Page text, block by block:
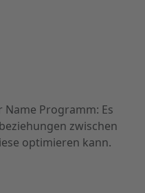
Name Programm: Es
zwischen
optimieren kann.